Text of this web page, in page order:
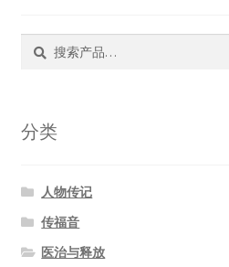
索：
分类
人物传记
传福音
医治与释放